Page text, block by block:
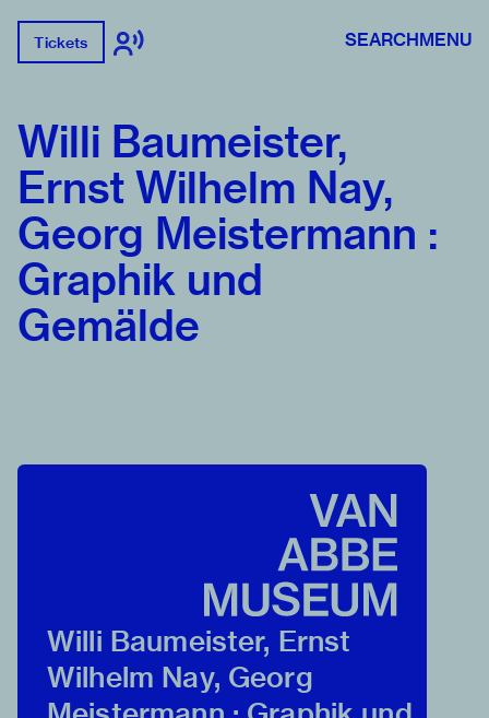
Tickets SEARCHMENU
Willi Baumeister,
Ernst Wilhelm Nay,
Georg Meistermann :
Graphik und
Gemälde
Willi Baumeister, Ernst
Wilhelm Nay, Georg